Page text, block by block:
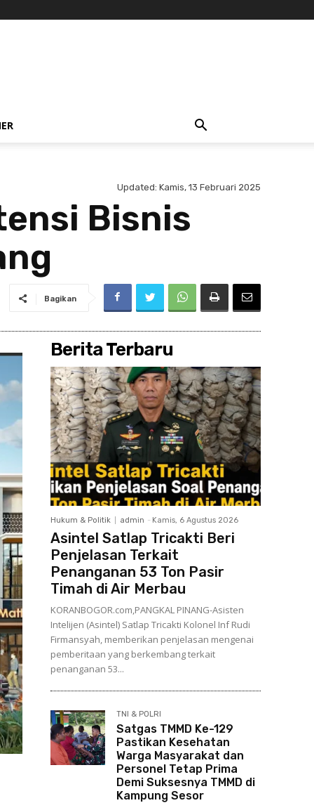
Updated: Kamis, 13 Februari 2025
Bisnis
Bagikan
Berita Terbaru
Hukum & Politik admin - Kamis, 6 Agustus 2026
Asintel Satlap Tricakti Beri
Penjelasan Terkait
Penanganan 53 Ton Pasir
Timah di Air Merbau
KORANBOGOR.com,PANGKAL PINANG-Asisten
Intelijen (Asintel) Satlap Tricakti Kolonel Inf Rudi
Firmansyah, memberikan penjelasan mengenai
pemberitaan yang berkembang terkait
penanganan 53...
TNI & POLRI
Satgas TMMD Ke-129
Pastikan Kesehatan
Warga Masyarakat dan
Personel Tetap Prima
Demi Suksesnya TMMD di
Kampung Sesor